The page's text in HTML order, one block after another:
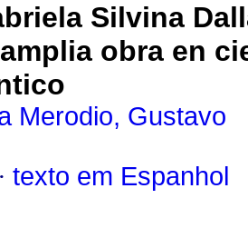
Silvina
obra en
Merodio, Gustavo
· texto em Espanhol